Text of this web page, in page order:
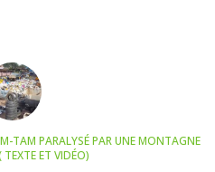
TAM PARALYSÉ PAR UNE MONTAGNE
ET VIDÉO)